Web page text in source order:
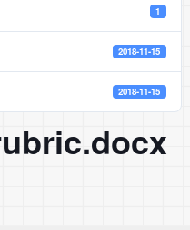
1
2018-11-15
2018-11-15